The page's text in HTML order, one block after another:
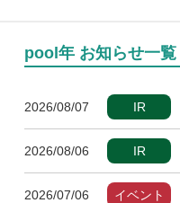
pool年 お知らせ一覧
2026/08/07 IR
2026/08/06 IR
2026/07/06 イベント